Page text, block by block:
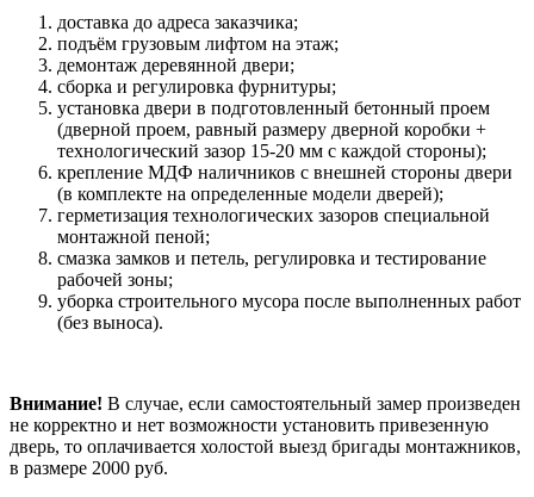
доставка до адреса заказчика;
подъём грузовым лифтом на этаж;
демонтаж деревянной двери;
сборка и регулировка фурнитуры;
установка двери в подготовленный бетонный проем
(дверной проем, равный размеру дверной коробки +
технологический зазор 15-20 мм с каждой стороны);
крепление МДФ наличников с внешней стороны двери
(в комплекте на определенные модели дверей);
герметизация технологических зазоров специальной
монтажной пеной;
смазка замков и петель, регулировка и тестирование
рабочей зоны;
уборка строительного мусора после выполненных работ
(без выноса).
Внимание! В случае, если самостоятельный замер произведен
не корректно и нет возможности установить привезенную
дверь, то оплачивается холостой выезд бригады монтажников,
в размере 2000 руб.